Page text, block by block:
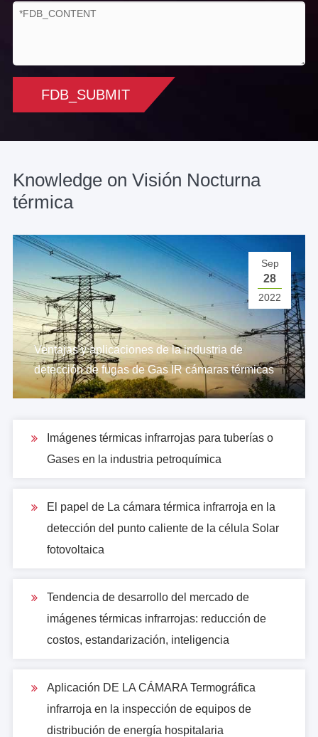
FDB_SUBMIT
Knowledge on Visión Nocturna
térmica
Sep
28
2022
Ventajas y aplicaciones de la industria de
detección de fugas de Gas IR cámaras térmicas
Imágenes térmicas infrarrojas para tuberías o
Gases en la industria petroquímica
El papel de La cámara térmica infrarroja en la
detección del punto caliente de la célula Solar
fotovoltaica
Tendencia de desarrollo del mercado de
imágenes térmicas infrarrojas: reducción de
costos, estandarización, inteligencia
Aplicación DE LA CÁMARA Termográfica
infrarroja en la inspección de equipos de
distribución de energía hospitalaria